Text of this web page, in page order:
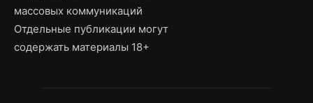
массовых коммуникаций
Отдельные публикации могут
содержать материалы 18+